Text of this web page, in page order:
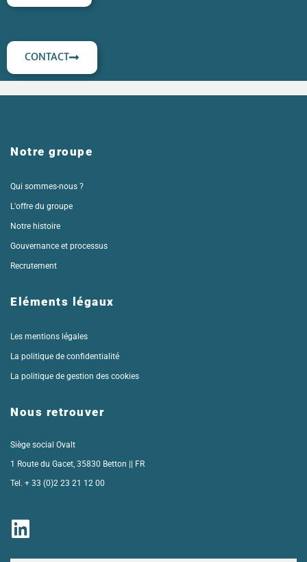
CONTACT
Notre groupe
Qui sommes-nous ?
L'offre du groupe
Notre histoire
Gouvernance et processus
Recrutement
Eléments légaux
Les mentions légales
La politique de confidentialité
La politique de gestion des cookies
Nous retrouver
Siège social Ovalt
1 Route du Gacet, 35830 Betton || FR
Tel. + 33 (0)2 23 21 12 00